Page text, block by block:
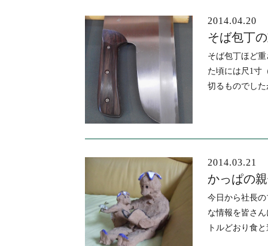
2014.04.20
そば包丁
そば包丁ほど
た頃には尺1寸
切るものでし
2014.03.21
かっぱの
今日から社長
な情報を皆さ
トルどおり食